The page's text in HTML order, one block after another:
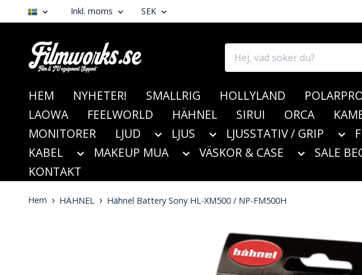
Inkl. moms SEK
HEM NYHETER! SMALLRIG HOLLYLAND
LAOWA
FEELWORLD HÄHNEL SIRUI ORCA
MONITORER
LJUD LJUS LJUSSTATIV / GRIP
KABEL
MAKEUP MUA VÄSKOR & CASE SALE
KONTAKT
Hem HÄHNEL Hähnel Battery Sony HL-XM500 / NP-FM500H